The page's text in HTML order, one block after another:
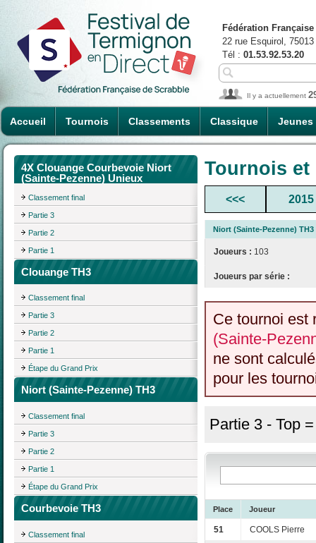
Accueil Tournois Classements Classique Jeunes
Fédération
22 rue Esquirol,
Tél : 01.53.92.53.20
Il y a actuellement
4X Clouange Courbevoie Niort
(Sainte-Pezenne) Unieux
Classement final
Partie 3
Partie 2
Partie 1
Clouange TH3
Classement final
Partie 3
Partie 2
Partie 1
Étape du Grand Prix
Niort (Sainte-Pezenne) TH3
Classement final
Partie 3
Partie 2
Partie 1
Étape du Grand Prix
Courbevoie TH3
Classement final
Tournois
<<< 2015
Niort (Sainte-Pezenne) TH3
Joueurs : 103
Joueurs par série :
Ce tournoi est
(Sainte-
ne sont
pour les
Partie 3 - Top
Place Joueur
51 COOLS Pierre